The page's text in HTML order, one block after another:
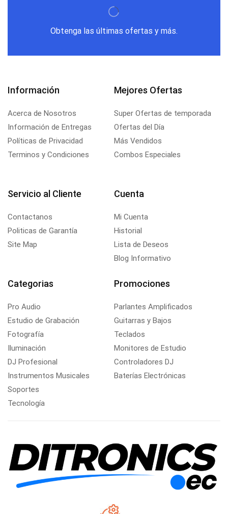
Obtenga las últimas ofertas y más.
Información
Acerca de Nosotros
Información de Entregas
Políticas de Privacidad
Terminos y Condiciones
Mejores Ofertas
Super Ofertas de temporada
Ofertas del Día
Más Vendidos
Combos Especiales
Servicio al Cliente
Contactanos
Politicas de Garantía
Site Map
Cuenta
Mi Cuenta
Historial
Lista de Deseos
Blog Informativo
Categorias
Pro Audio
Estudio de Grabación
Fotografía
Iluminación
DJ Profesional
Instrumentos Musicales
Soportes
Tecnología
Promociones
Parlantes Amplificados
Guitarras y Bajos
Teclados
Monitores de Estudio
Controladores DJ
Baterías Electrónicas